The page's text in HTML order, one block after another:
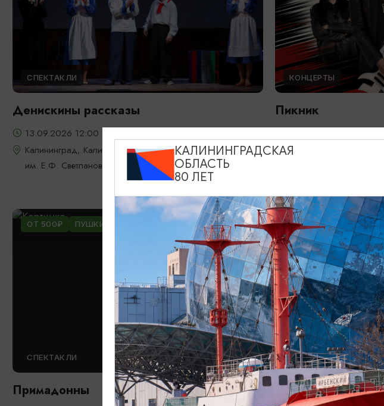
СПЕКТАКЛИ
Денискины рассказы
13.09.2026 12:00
Калининград, Калининградская областная филармония
им. Е.Ф. Светланова
КОНЦЕРТЫ
Пикник
Светлогорск, Театр
ОТ 500₽ ПУШКИНСКАЯ КАРТА
СПЕКТАКЛИ
Примадонны
КОНЦЕРТЫ
(Нео)Органика
КАЛИНИНГРАДСКАЯ
ОБЛАСТЬ
80 ЛЕТ